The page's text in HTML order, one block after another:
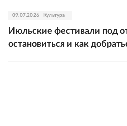
09.07.2026 Культура
Июльские фестивали под
остановиться и как